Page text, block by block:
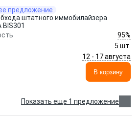
предложение
штатного иммобилайзера
BIS301
95%
5 шт.
12 - 17 августа
В корзину
Показать еще 1 предложение